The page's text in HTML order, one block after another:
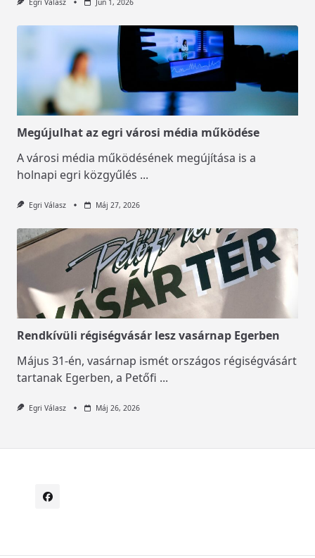
Megújulhat az egri városi média működése
A városi média működésének megújítása is a
holnapi egri közgyűlés ...
Egri Válasz Máj 27, 2026
Rendkívüli régiségvásár lesz vasárnap Egerben
Május 31-én, vasárnap ismét országos régiségvásárt
tartanak Egerben, a Petőfi ...
Egri Válasz Máj 26, 2026